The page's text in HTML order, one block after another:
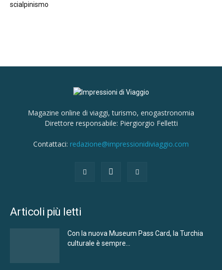
scialpinismo
Magazine online di viaggi, turismo, enogastronomia
Direttore responsabile: Piergiorgio Felletti
Contattaci: redazione@impressionidiviaggio.com
Articoli più letti
Con la nuova Museum Pass Card, la Turchia
culturale è sempre...